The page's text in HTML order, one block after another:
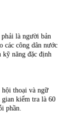
là người bản
các công dân nước
năng đặc định
thoại và ngữ
gian kiểm tra là 60
phần.